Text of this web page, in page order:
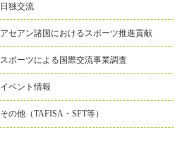
日独交流
アセアン諸国におけるスポーツ推進貢献
スポーツによる国際交流事業調査
イベント情報
その他（TAFISA・SFT等）